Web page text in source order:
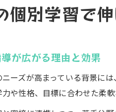
個別学習で
が広がる理由と効果
ーズが高まっている背景に
や性格、目標に合わせた柔